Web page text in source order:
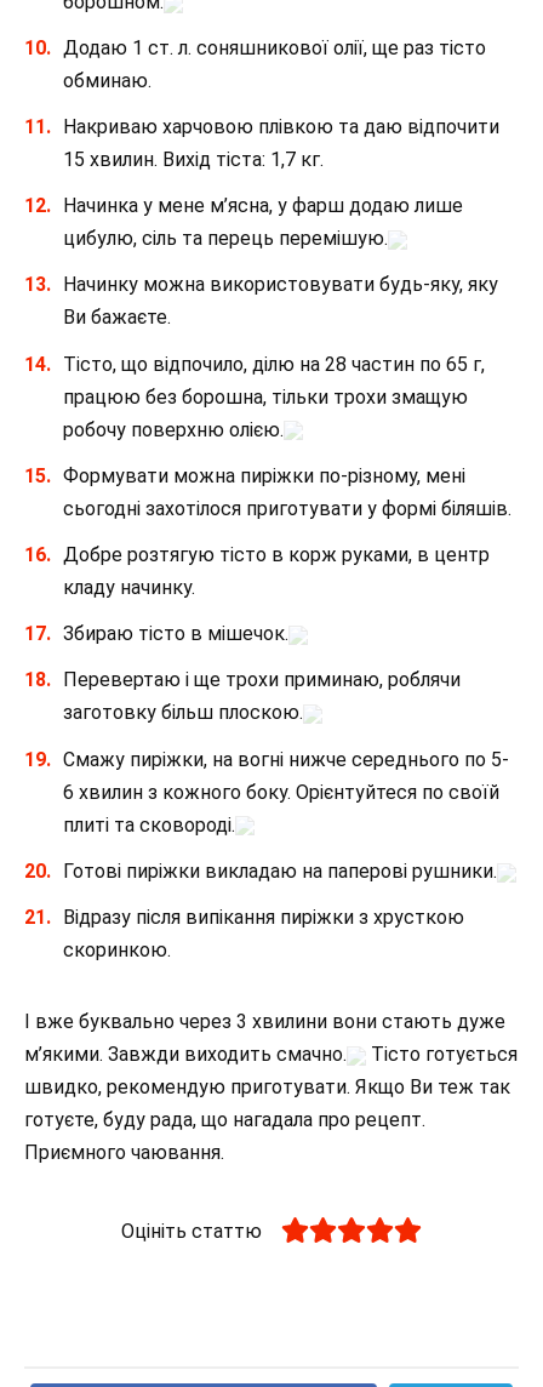
Додаю 1 ст. л. соняшникової олії, ще раз тісто
обминаю.
Накриваю харчовою плівкою та даю відпочити
15 хвилин. Вихід тіста: 1,7 кг.
Начинка у мене м’ясна, у фарш додаю лише
цибулю, сіль та перець перемішую.
Начинку можна використовувати будь-яку, яку
Ви бажаєте.
Тісто, що відпочило, ділю на 28 частин по 65 г,
працюю без борошна, тільки трохи змащую
робочу поверхню олією.
Формувати можна пиріжки по-різному, мені
сьогодні захотілося приготувати у формі біляшів.
Добре розтягую тісто в корж руками, в центр
кладу начинку.
Збираю тісто в мішечок.
Перевертаю і ще трохи приминаю, роблячи
заготовку більш плоскою.
Смажу пиріжки, на вогні нижче середнього по 5-
6 хвилин з кожного боку. Орієнтуйтеся по своїй
плиті та сковороді.
Готові пиріжки викладаю на паперові рушники.
Відразу після випікання пиріжки з хрусткою
скоринкою.
І вже буквально через 3 хвилини вони стають дуже
м’якими. Завжди виходить смачно.
Тісто готується
швидко, рекомендую приготувати. Якщо Ви теж так
готуєте, буду рада, що нагадала про рецепт.
Приємного чаювання.
Оцініть статтю